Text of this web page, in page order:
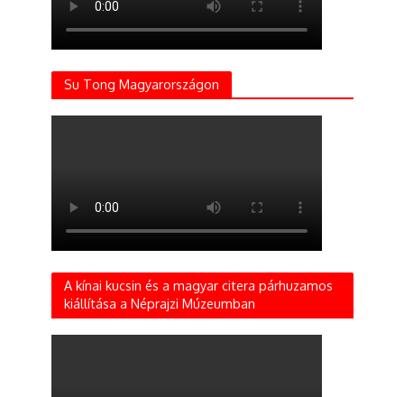
Su Tong Magyarországon
A kínai kucsin és a magyar citera párhuzamos
kiállítása a Néprajzi Múzeumban